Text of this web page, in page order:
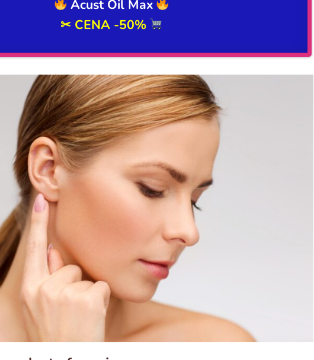
Acust Oil Max
✂ CENA -50%